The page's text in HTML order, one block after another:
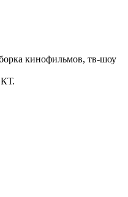
кинофильмов, тв-шоу